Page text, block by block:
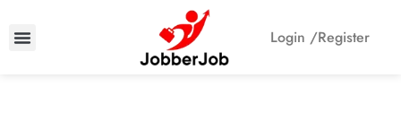
Login /Register